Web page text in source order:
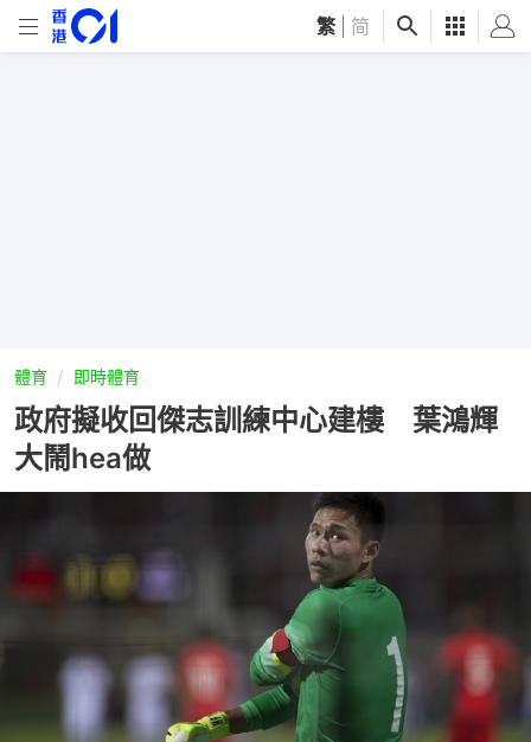
繁 简
體育 即時體育
政府擬收回傑志訓練中心建樓 葉鴻輝
大鬧hea做